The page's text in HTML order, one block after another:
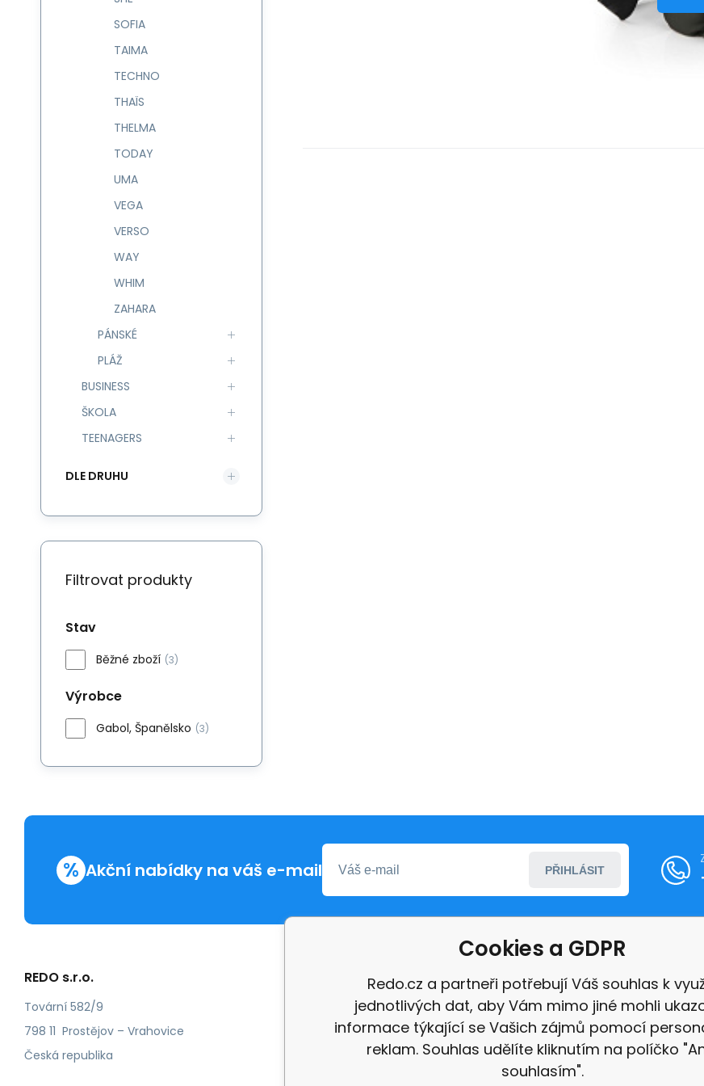
SOFIA
TAIMA
TECHNO
THAÏS
THELMA
TODAY
UMA
VEGA
VERSO
WAY
WHIM
ZAHARA
PÁNSKÉ
PLÁŽ
BUSINESS
ŠKOLA
TEENAGERS
DLE DRUHU
Filtrovat produkty
Stav
Běžné zboží (3)
Výrobce
Gabol, Španělsko (3)
% Akční nabídky na váš e-mail PŘIHLÁSIT
REDO s.r.o.
Tovární 582/9
798 11 Prostějov – Vrahovice
Česká republika
Další informace
Reklamace
Recenze
Cookies a GDPR
Redo.cz a partneři potřebují Váš souhlas k
jednotlivých dat, aby Vám mimo jiné mohli
informace týkající se Vašich zájmů pomocí
reklam. Souhlas udělíte kliknutím na políčko
souhlasím".